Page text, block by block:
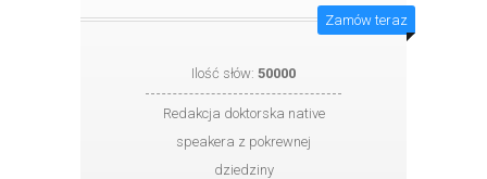
Zamów teraz
Ilość słów: 50000
Redakcja doktorska native
speakera z pokrewnej
dziedziny